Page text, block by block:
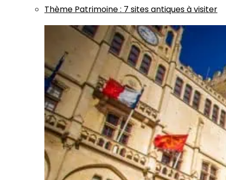
Thème Patrimoine: 7 sites antiques à visiter